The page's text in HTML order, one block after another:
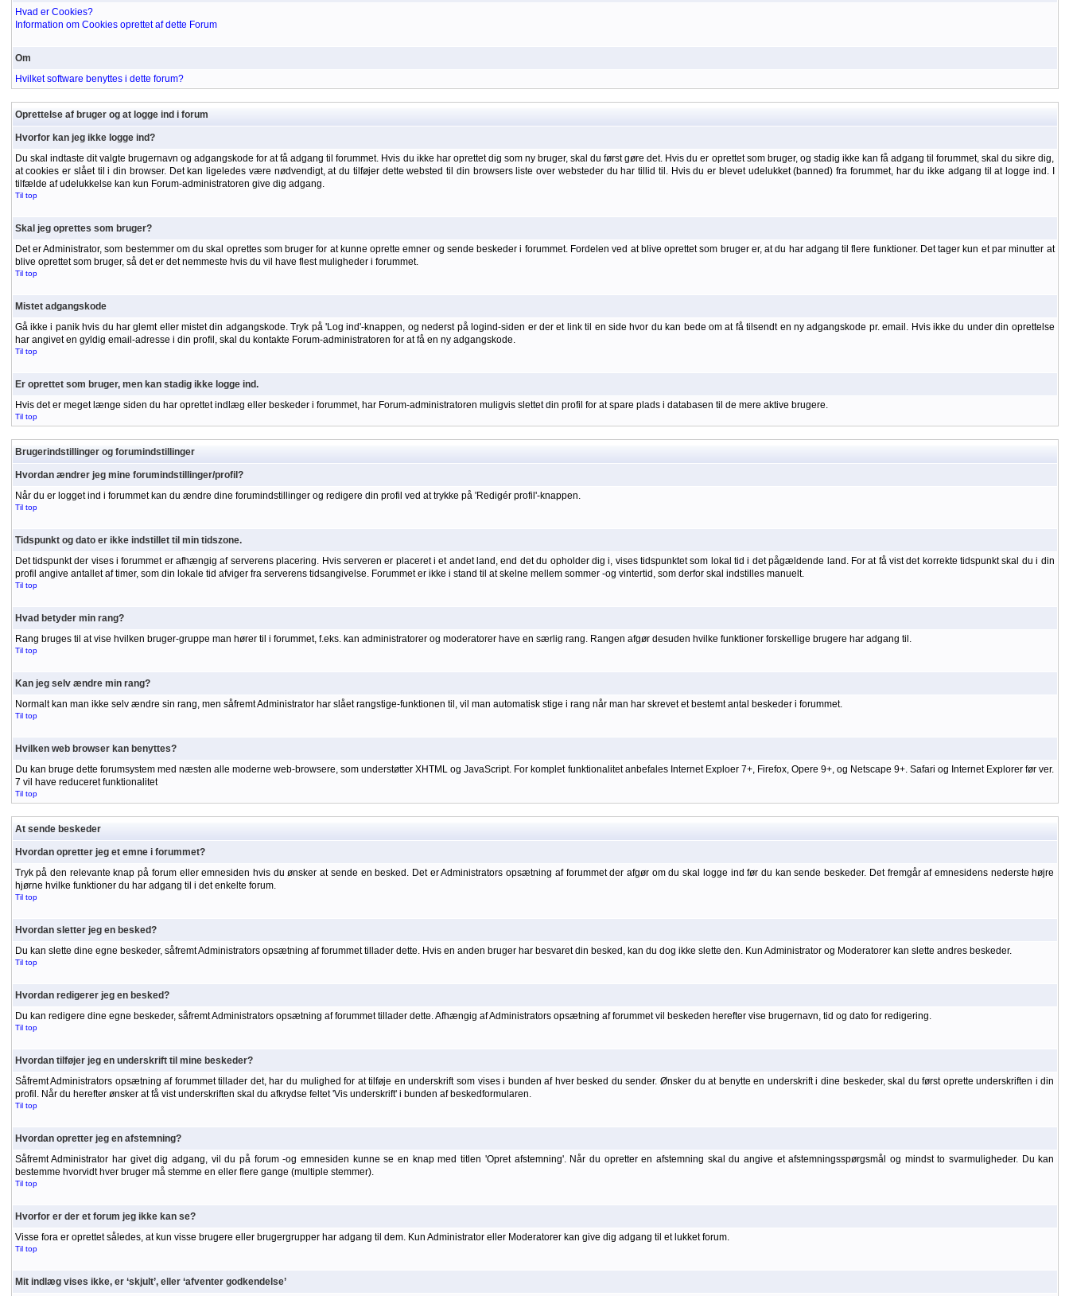
Hvad er Cookies?
Information om Cookies oprettet af dette Forum
Om
Hvilket software benyttes i dette forum?
Oprettelse af bruger og at logge ind i forum
Hvorfor kan jeg ikke logge ind?
Du skal indtaste dit valgte brugernavn og adgangskode for at få adgang til forummet. Hvis du ikke har oprettet dig som ny bruger, skal du først gøre det. Hvis du er oprettet som bruger, og stadig ikke kan få adgang til forummet, skal du sikre dig,
at cookies er slået til i din browser. Det kan ligeledes være nødvendigt, at du tilføjer dette websted til din browsers liste over websteder du har tillid til. Hvis du er blevet udelukket (banned) fra forummet, har du ikke adgang til at logge ind. I
tilfælde af udelukkelse kan kun Forum-administratoren give dig adgang.
Til top
Skal jeg oprettes som bruger?
Det er Administrator, som bestemmer om du skal oprettes som bruger for at kunne oprette emner og sende beskeder i forummet. Fordelen ved at blive oprettet som bruger er, at du har adgang til flere funktioner. Det tager kun et par minutter at
blive oprettet som bruger, så det er det nemmeste hvis du vil have flest muligheder i forummet.
Til top
Mistet adgangskode
Gå ikke i panik hvis du har glemt eller mistet din adgangskode. Tryk på 'Log ind'-knappen, og nederst på logind-siden er der et link til en side hvor du kan bede om at få tilsendt en ny adgangskode pr. email. Hvis ikke du under din oprettelse
har angivet en gyldig email-adresse i din profil, skal du kontakte Forum-administratoren for at få en ny adgangskode.
Til top
Er oprettet som bruger, men kan stadig ikke logge ind.
Hvis det er meget længe siden du har oprettet indlæg eller beskeder i forummet, har Forum-administratoren muligvis slettet din profil for at spare plads i databasen til de mere aktive brugere.
Til top
Brugerindstillinger og forumindstillinger
Hvordan ændrer jeg mine forumindstillinger/profil?
Når du er logget ind i forummet kan du ændre dine forumindstillinger og redigere din profil ved at trykke på 'Redigér profil'-knappen.
Til top
Tidspunkt og dato er ikke indstillet til min tidszone.
Det tidspunkt der vises i forummet er afhængig af serverens placering. Hvis serveren er placeret i et andet land, end det du opholder dig i, vises tidspunktet som lokal tid i det pågældende land. For at få vist det korrekte tidspunkt skal du i din
profil angive antallet af timer, som din lokale tid afviger fra serverens tidsangivelse. Forummet er ikke i stand til at skelne mellem sommer -og vintertid, som derfor skal indstilles manuelt.
Til top
Hvad betyder min rang?
Rang bruges til at vise hvilken bruger-gruppe man hører til i forummet, f.eks. kan administratorer og moderatorer have en særlig rang. Rangen afgør desuden hvilke funktioner forskellige brugere har adgang til.
Til top
Kan jeg selv ændre min rang?
Normalt kan man ikke selv ændre sin rang, men såfremt Administrator har slået rangstige-funktionen til, vil man automatisk stige i rang når man har skrevet et bestemt antal beskeder i forummet.
Til top
Hvilken web browser kan benyttes?
Du kan bruge dette forumsystem med næsten alle moderne web-browsere, som understøtter XHTML og JavaScript. For komplet funktionalitet anbefales Internet Exploer 7+, Firefox, Opere 9+, og Netscape 9+. Safari og Internet Explorer før ver.
7 vil have reduceret funktionalitet
Til top
At sende beskeder
Hvordan opretter jeg et emne i forummet?
Tryk på den relevante knap på forum eller emnesiden hvis du ønsker at sende en besked. Det er Administrators opsætning af forummet der afgør om du skal logge ind før du kan sende beskeder. Det fremgår af emnesidens nederste højre
hjørne hvilke funktioner du har adgang til i det enkelte forum.
Til top
Hvordan sletter jeg en besked?
Du kan slette dine egne beskeder, såfremt Administrators opsætning af forummet tillader dette. Hvis en anden bruger har besvaret din besked, kan du dog ikke slette den. Kun Administrator og Moderatorer kan slette andres beskeder.
Til top
Hvordan redigerer jeg en besked?
Du kan redigere dine egne beskeder, såfremt Administrators opsætning af forummet tillader dette. Afhængig af Administrators opsætning af forummet vil beskeden herefter vise brugernavn, tid og dato for redigering.
Til top
Hvordan tilføjer jeg en underskrift til mine beskeder?
Såfremt Administrators opsætning af forummet tillader det, har du mulighed for at tilføje en underskrift som vises i bunden af hver besked du sender. Ønsker du at benytte en underskrift i dine beskeder, skal du først oprette underskriften i din
profil. Når du herefter ønsker at få vist underskriften skal du afkrydse feltet 'Vis underskrift' i bunden af beskedformularen.
Til top
Hvordan opretter jeg en afstemning?
Såfremt Administrator har givet dig adgang, vil du på forum -og emnesiden kunne se en knap med titlen 'Opret afstemning'. Når du opretter en afstemning skal du angive et afstemningsspørgsmål og mindst to svarmuligheder. Du kan
bestemme hvorvidt hver bruger må stemme en eller flere gange (multiple stemmer).
Til top
Hvorfor er der et forum jeg ikke kan se?
Visse fora er oprettet således, at kun visse brugere eller brugergrupper har adgang til dem. Kun Administrator eller Moderatorer kan give dig adgang til et lukket forum.
Til top
Mit indlæg vises ikke, er ‘skjult’, eller ‘afventer godkendelse’